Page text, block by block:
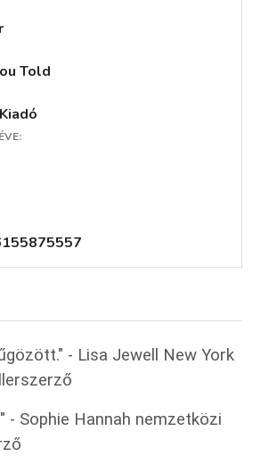
Told
- Lisa Jewell New York
- Sophie Hannah nemzetközi